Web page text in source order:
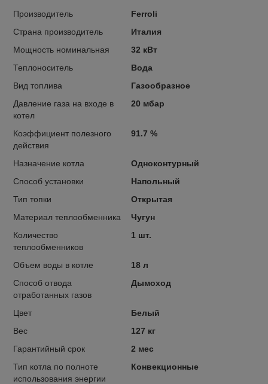
Производитель
Ferroli
Страна производитель
Италия
Мощность номинальная
32 кВт
Теплоноситель
Вода
Вид топлива
Газообразное
Давление газа на входе в
котел
20 мбар
Коэффициент полезного
действия
91.7 %
Назначение котла
Одноконтурный
Способ установки
Напольный
Тип топки
Открытая
Материал теплообменника
Чугун
Количество
теплообменников
1 шт.
Объем воды в котле
18 л
Способ отвода
отработанных газов
Дымоход
Цвет
Белый
Вес
127 кг
Гарантийный срок
2 мес
Тип котла по полноте
использования энергии
Конвекционные